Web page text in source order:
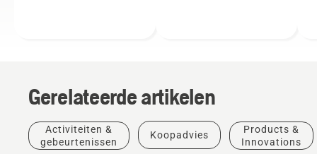
Gerelateerde artikelen
Activiteiten &
gebeurtenissen
Koopadvies
Products &
Innovations